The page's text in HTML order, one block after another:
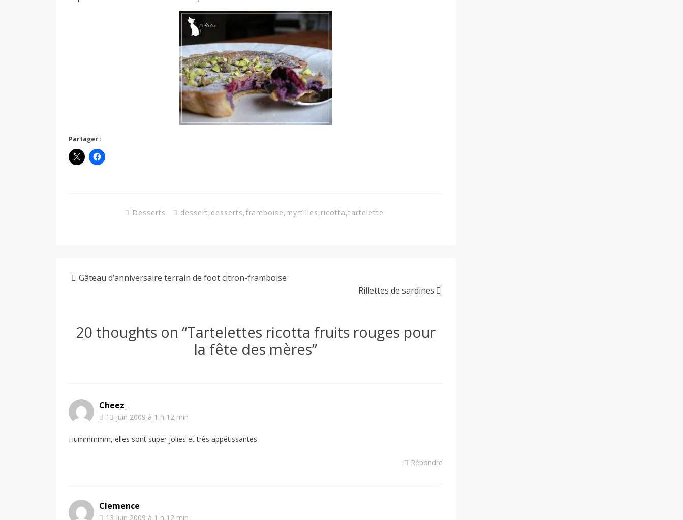
Partager :
Desserts dessert,desserts,framboise,myrtilles,ricotta,tartelette
Gâteau d’anniversaire terrain de foot citron-framboise
Rillettes de sardines
20 thoughts on “Tartelettes ricotta fruits rouges pour
la fête des mères”
Cheez_
13 juin 2009 à 1 h 12 min
Hummmmm, elles sont super jolies et très appétissantes
Répondre
Clemence
13 juin 2009 à 1 h 12 min